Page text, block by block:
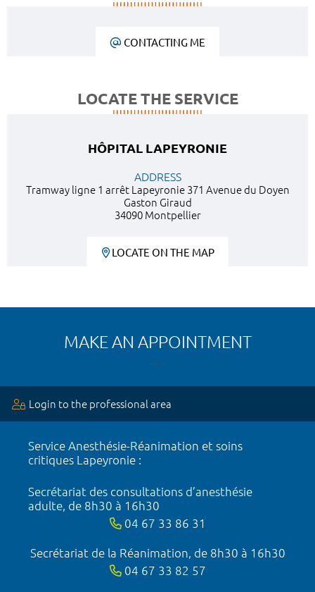
CONTACTING ME
LOCATE THE SERVICE
HÔPITAL LAPEYRONIE
ADDRESS
Tramway ligne 1 arrêt Lapeyronie 371 Avenue du Doyen
Gaston Giraud
34090 Montpellier
LOCATE ON THE MAP
MAKE AN APPOINTMENT
Login to the professional area
Service Anesthésie-Réanimation et soins
critiques Lapeyronie :
Secrétariat des consultations d’anesthésie
adulte, de 8h30 à 16h30
04 67 33 86 31
Secrétariat de la Réanimation, de 8h30 à 16h30
04 67 33 82 57